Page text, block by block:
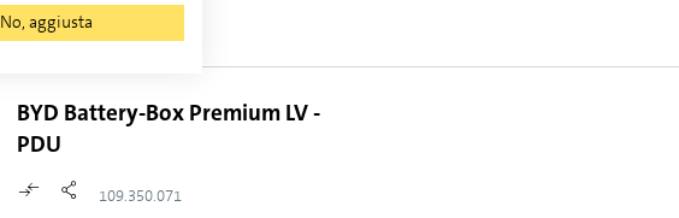
BYD Battery-Box Premium LV -
PDU
109.350.071
No, aggiusta